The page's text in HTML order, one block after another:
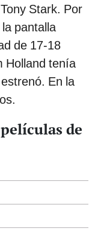
Stark. Por
pantalla
de 17-18
Holland tenía
En la
de